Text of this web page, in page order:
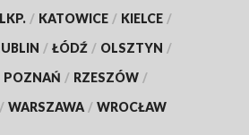
/ KATOWICE / KIELCE /
/ ŁÓDŹ / OLSZTYN /
POZNAŃ / RZESZÓW /
/ WARSZAWA / WROCŁAW